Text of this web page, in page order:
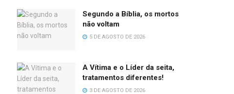
Segundo a Bíblia, os mortos
não voltam
5 DE AGOSTO DE 2026
A Vítima e o Líder da seita,
tratamentos diferentes!
3 DE AGOSTO DE 2026